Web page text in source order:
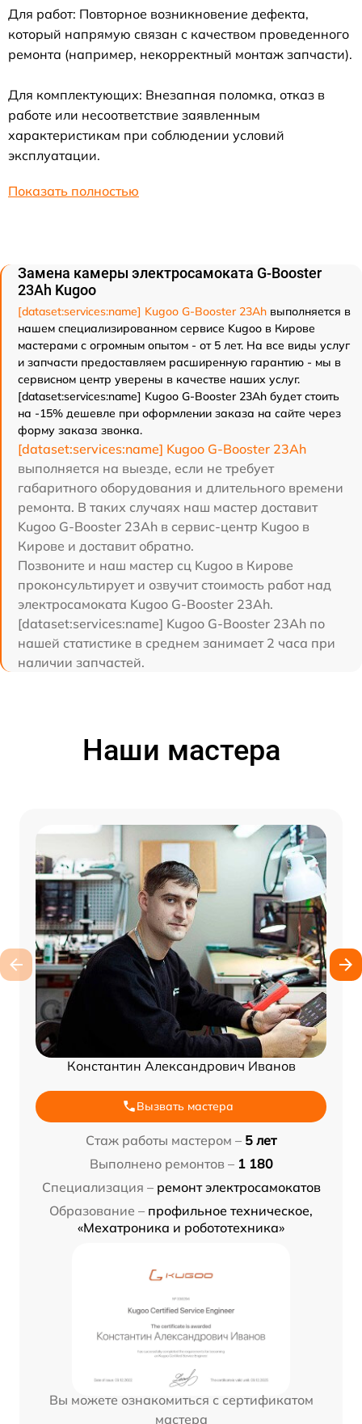
Для работ: Повторное возникновение дефекта,
который напрямую связан с качеством проведенного
ремонта (например, некорректный монтаж запчасти).
Для комплектующих: Внезапная поломка, отказ в
работе или несоответствие заявленным
характеристикам при соблюдении условий
эксплуатации.
Показать полностью
Замена камеры электросамоката G-Booster
23Ah Kugoo
[dataset:services:name] Kugoo G-Booster 23Ah выполняется в
нашем специализированном сервисе Kugoo в Кирове
мастерами с огромным опытом - от 5 лет. На все виды услуг
и запчасти предоставляем расширенную гарантию - мы в
сервисном центр уверены в качестве наших услуг.
[dataset:services:name] Kugoo G-Booster 23Ah будет стоить
на -15% дешевле при оформлении заказа на сайте через
форму заказа звонка.
[dataset:services:name] Kugoo G-Booster 23Ah
выполняется на выезде, если не требует
габаритного оборудования и длительного времени
ремонта. В таких случаях наш мастер доставит
Kugoo G-Booster 23Ah в сервис-центр Kugoo в
Кирове и доставит обратно.
Позвоните и наш мастер сц Kugoo в Кирове
проконсультирует и озвучит стоимость работ над
электросамоката Kugoo G-Booster 23Ah.
[dataset:services:name] Kugoo G-Booster 23Ah по
нашей статистике в среднем занимает 2 часа при
наличии запчастей.
Наши мастера
Константин Александрович Иванов
Вызвать мастера
Стаж работы мастером – 5 лет
Выполнено ремонтов – 1 180
Специализация – ремонт электросамокатов
Образование – профильное техническое,
«Мехатроника и робототехника»
Вы можете ознакомиться с сертификатом
мастера